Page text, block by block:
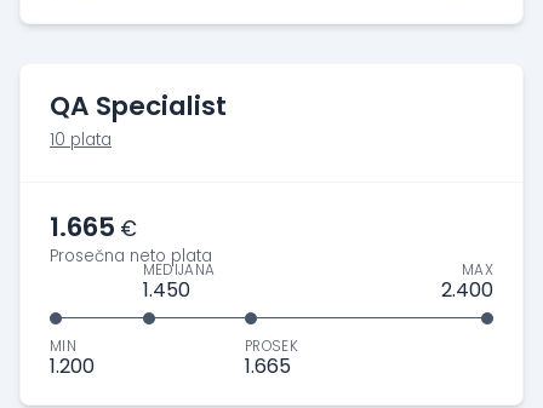
QA Specialist
10 plata
1.665 €
Prosečna neto plata
MIN
1.200
MEDIJANA
1.450
PROSEK
1.665
MAX
2.400